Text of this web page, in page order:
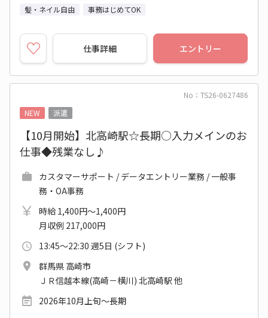
髪・ネイル自由
事務はじめてOK
仕事詳細 エントリー
No：TS26-0627486
NEW
派遣
【10月開始】北高崎駅☆長期○入力メインのお
仕事◆残業なし♪
カスタマーサポート / データエントリー業務 / 一般事
務・OA事務
時給 1,400円～1,400円
月収例 217,000円
13:45～22:30 週5日 (シフト)
群馬県 高崎市
ＪＲ信越本線(高崎－横川) 北高崎駅 他
2026年10月上旬～長期